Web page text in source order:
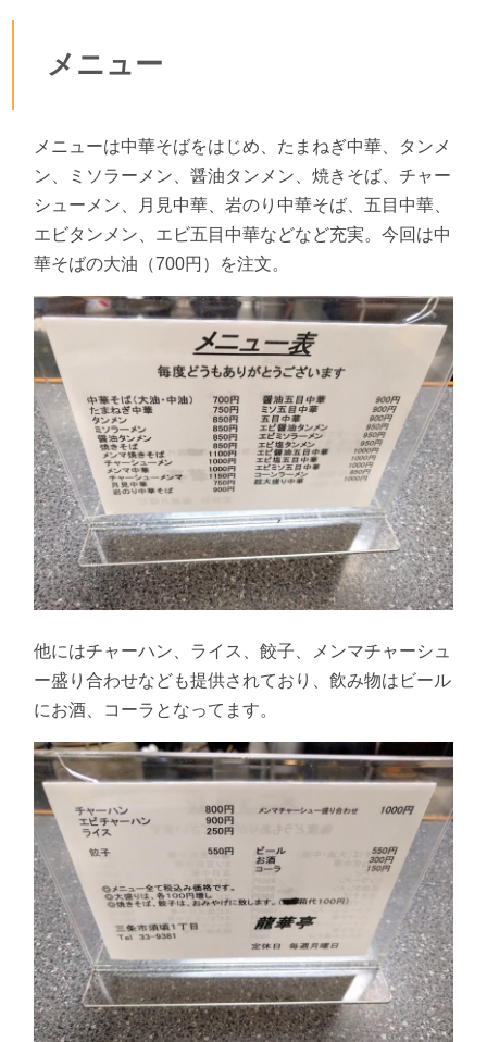
メニュー
メニューは中華そばをはじめ、たまねぎ中華、タンメ
ン、ミソラーメン、醤油タンメン、焼きそば、チャー
シューメン、月見中華、岩のり中華そば、五目中華、
エビタンメン、エビ五目中華などなど充実。今回は中
華そばの大油（700円）を注文。
他にはチャーハン、ライス、餃子、メンマチャーシュ
ー盛り合わせなども提供されており、飲み物はビール
にお酒、コーラとなってます。